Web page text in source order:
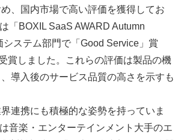
、国内市場で高い評価を獲得してお
「BOXIL SaaS AWARD Autumn
システム部門で「Good Service」賞
賞しました。これらの評価は製品の機
導入後のサービス品質の高さを示すも
連携にも積極的な姿勢を持っていま
音楽・エンターテインメント大手のエ